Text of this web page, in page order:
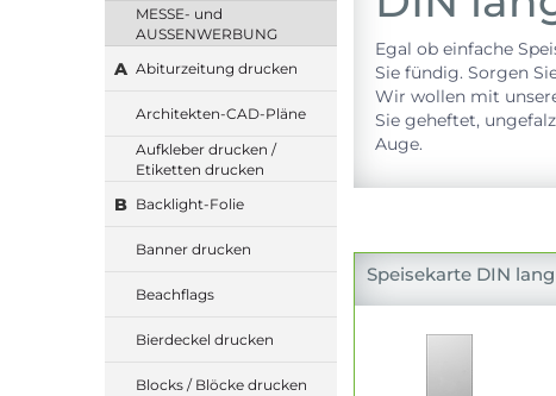
MESSE- und
AUSSENWERBUNG
A Abiturzeitung drucken
Architekten-CAD-Pläne
Aufkleber drucken /
Etiketten drucken
B Backlight-Folie
Banner drucken
Beachflags
Bierdeckel drucken
Blocks / Blöcke drucken
Egal ob einfache
Sie fündig. Sorgen
Wir wollen mit
Sie geheftet,
Auge.
Speisekarte DIN